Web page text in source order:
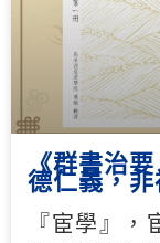
《群書治
德仁義，
『宦學』